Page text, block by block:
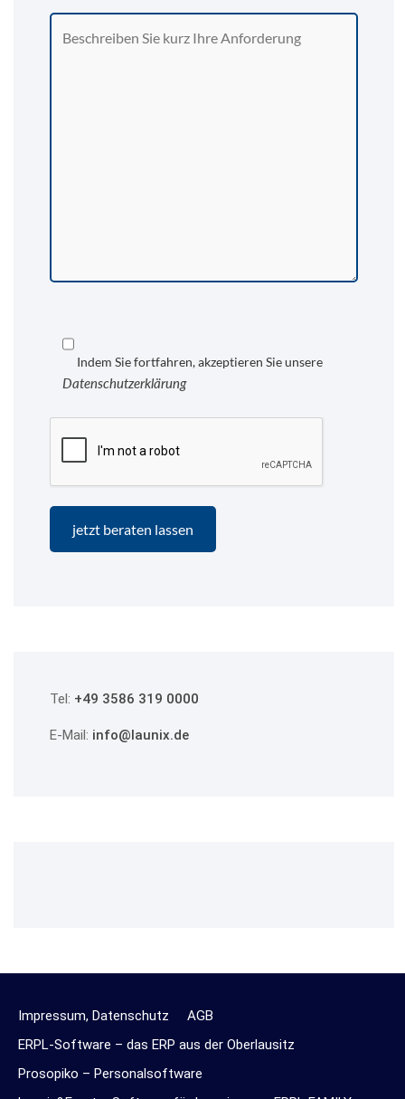
Indem Sie fortfahren, akzeptieren Sie unsere
Datenschutzerklärung
Tel: +49 3586 319 0000
E-Mail: info@launix.de
Impressum, Datenschutz
AGB
ERPL-Software – das ERP aus der Oberlausitz
Prosopiko – Personalsoftware